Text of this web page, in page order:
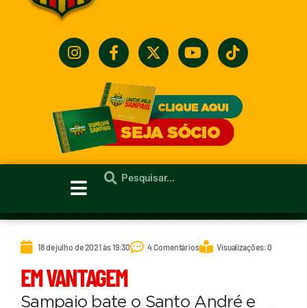
18 de julho de 2021 às 19:30 4 Comentários Visualizações: 0
EM VANTAGEM
Sampaio bate o Santo André e